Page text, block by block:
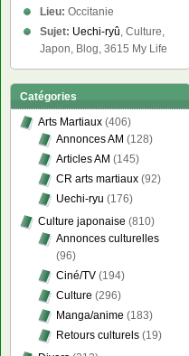
Lieu: Occitanie
Sujet: Uechi-ryû, Culture,
Japon, Blog, 3615 My Life
Catégories
Arts Martiaux (406)
Annonces AM (128)
Articles AM (145)
CR arts martiaux (92)
Uechi-ryu (176)
Culture japonaise (810)
Annonces culturelles
(96)
Ciné/TV (194)
Culture (296)
Manga/anime (183)
Retours culturels (19)